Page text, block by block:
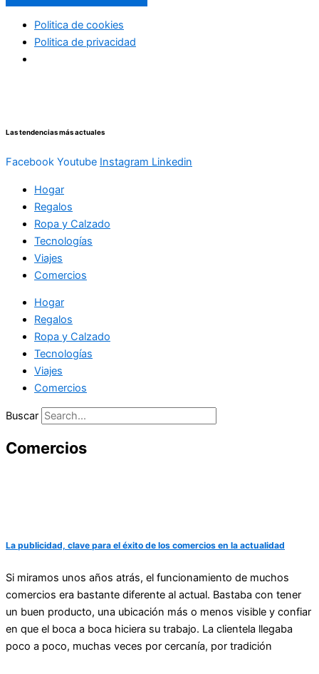
Politica de cookies
Politica de privacidad
Las tendencias más actuales
Facebook Youtube Instagram Linkedin
Hogar
Regalos
Ropa y Calzado
Tecnologías
Viajes
Comercios
Hogar
Regalos
Ropa y Calzado
Tecnologías
Viajes
Comercios
Buscar
Comercios
La publicidad, clave para el éxito de los comercios en la actualidad
Si miramos unos años atrás, el funcionamiento de muchos
comercios era bastante diferente al actual. Bastaba con tener
un buen producto, una ubicación más o menos visible y confiar
en que el boca a boca hiciera su trabajo. La clientela llegaba
poco a poco, muchas veces por cercanía, por tradición